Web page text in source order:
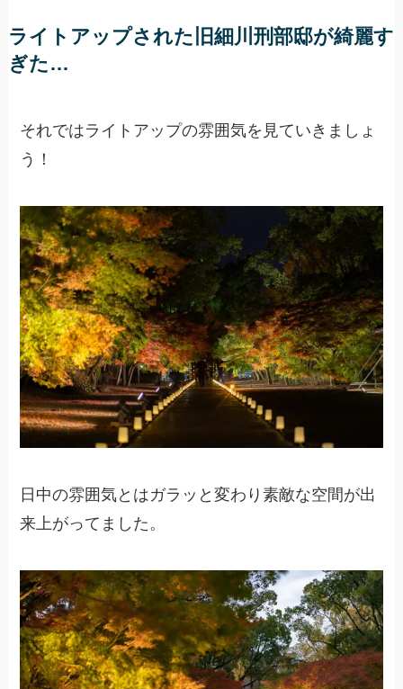
ライトアップされた旧細川刑部邸が綺麗す
ぎた…
それではライトアップの雰囲気を見ていきましょ
う！
日中の雰囲気とはガラッと変わり素敵な空間が出
来上がってました。